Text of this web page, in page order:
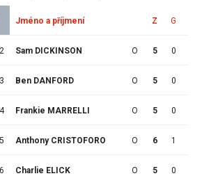
Jméno a příjmení Z G
2 Sam DICKINSON O 5 0
3 Ben DANFORD O 5 0
4 Frankie MARRELLI O 5 0
5 Anthony CRISTOFORO O 6 1
6 Charlie ELICK O 5 0